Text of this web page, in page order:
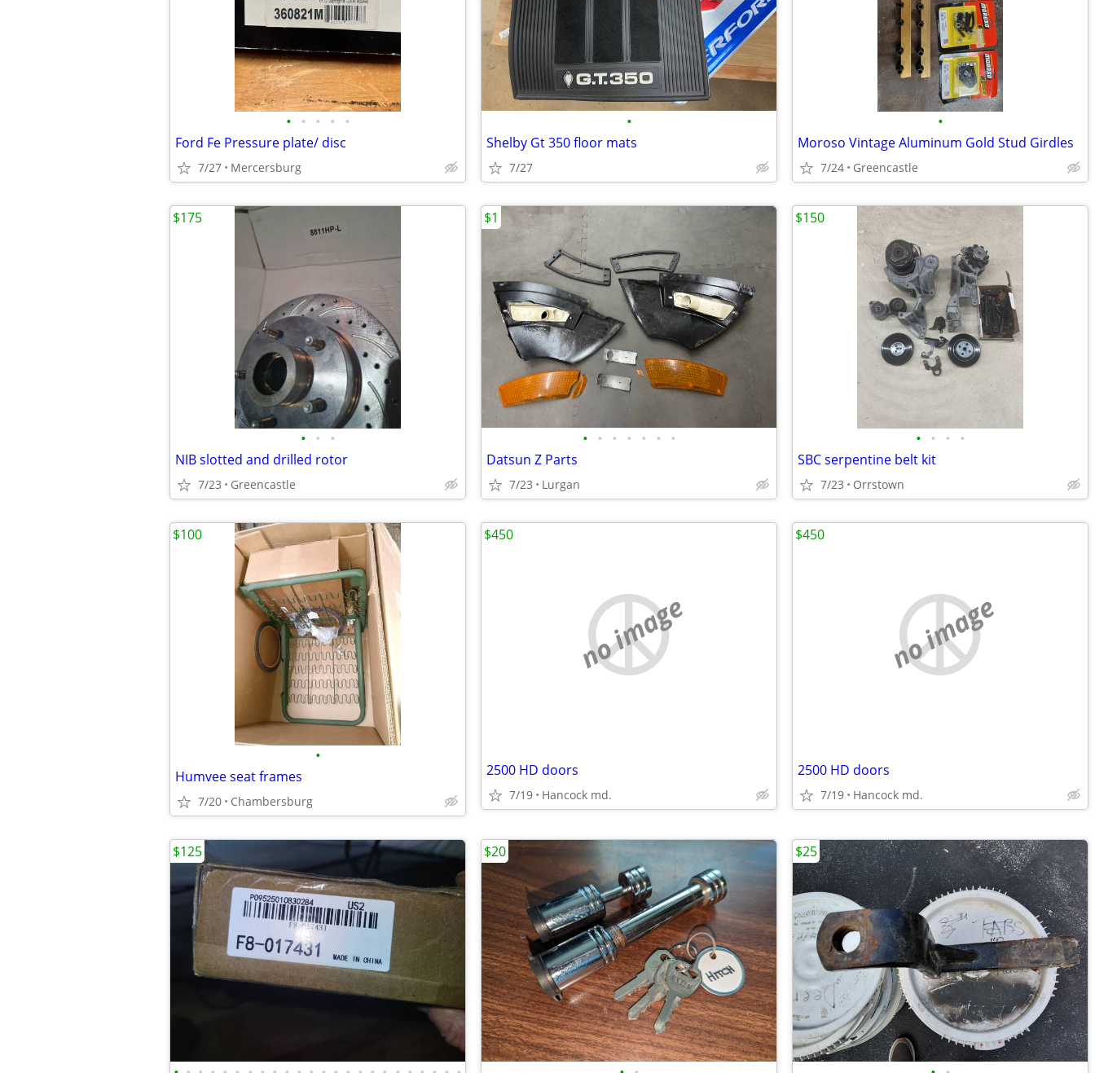
• • • • •
Ford Fe Pressure plate/ disc
7/27 Mercersburg
•
Shelby Gt 350 floor mats
7/27
•
Moroso Vintage Aluminum Gold Stud Girdles
7/24 Greencastle
• • •
NIB slotted and drilled rotor
7/23 Greencastle
$175
• • • • • • •
Datsun Z Parts
7/23 Lurgan
$1
• • • •
SBC serpentine belt kit
7/23 Orrstown
$150
•
Humvee seat frames
7/20 Chambersburg
$100
no image
2500 HD doors
7/19 Hancock md.
$450
no image
2500 HD doors
7/19 Hancock md.
$450
$125 $20 $25